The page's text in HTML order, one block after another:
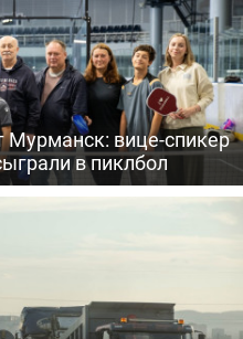
Мурманск: вице-спикер
в пиклбол